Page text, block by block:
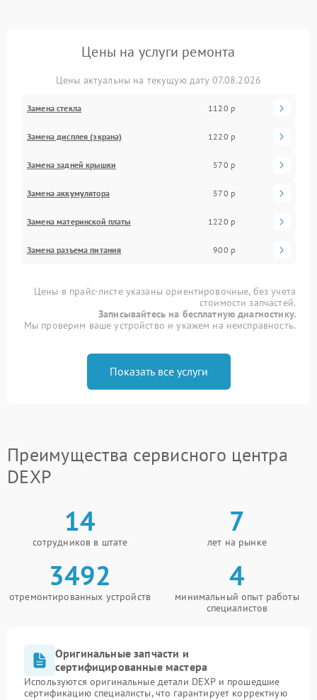
Цены на услуги ремонта
Цены актуальны на текущую дату 07.08.2026
Замена стекла 1120 р
Замена дисплея (экрана) 1220 р
Замена задней крышки 570 р
Замена аккумулятора 570 р
Замена материнской платы 1220 р
Замена разъема питания 900 р
Цены в прайс-листе указаны ориентировочные, без учета
стоимости запчастей.
Записывайтесь на бесплатную диагностику.
Мы проверим ваше устройство и укажем на неисправность.
Показать все услуги
Преимущества сервисного центра
DEXP
14
сотрудников в штате
7
лет на рынке
3492
отремонтированных устройств
4
минимальный опыт работы
специалистов
Оригинальные запчасти и
сертифицированные мастера
Используются оригинальные детали DEXP и прошедшие
сертификацию специалисты, что гарантирует корректную